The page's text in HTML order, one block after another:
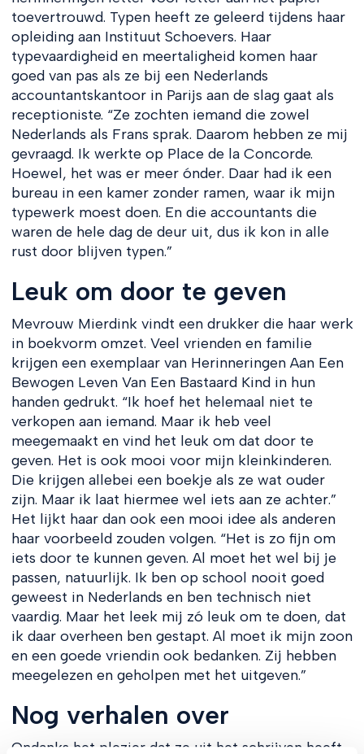
toevertrouwd. Typen heeft ze geleerd tijdens haar
opleiding aan Instituut Schoevers. Haar
typevaardigheid en meertaligheid komen haar
goed van pas als ze bij een Nederlands
accountantskantoor in Parijs aan de slag gaat als
receptioniste. “Ze zochten iemand die zowel
Nederlands als Frans sprak. Daarom hebben ze mij
gevraagd. Ik werkte op Place de la Concorde.
Hoewel, het was er meer ónder. Daar had ik een
bureau in een kamer zonder ramen, waar ik mijn
typewerk moest doen. En die accountants die
waren de hele dag de deur uit, dus ik kon in alle
rust door blijven typen.”
Leuk om door te geven
Mevrouw Mierdink vindt een drukker die haar werk
in boekvorm omzet. Veel vrienden en familie
krijgen een exemplaar van Herinneringen Aan Een
Bewogen Leven Van Een Bastaard Kind in hun
handen gedrukt. “Ik hoef het helemaal niet te
verkopen aan iemand. Maar ik heb veel
meegemaakt en vind het leuk om dat door te
geven. Het is ook mooi voor mijn kleinkinderen.
Die krijgen allebei een boekje als ze wat ouder
zijn. Maar ik laat hiermee wel iets aan ze achter.”
Het lijkt haar dan ook een mooi idee als anderen
haar voorbeeld zouden volgen. “Het is zo fijn om
iets door te kunnen geven. Al moet het wel bij je
passen, natuurlijk. Ik ben op school nooit goed
geweest in Nederlands en ben technisch niet
vaardig. Maar het leek mij zó leuk om te doen, dat
ik daar overheen ben gestapt. Al moet ik mijn zoon
en een goede vriendin ook bedanken. Zij hebben
meegelezen en geholpen met het uitgeven.”
Nog verhalen over
Ondanks het plezier dat ze uit het schrijven heeft